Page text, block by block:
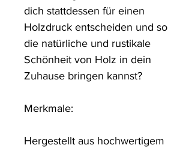
dich stattdessen für einen
Holzdruck entscheiden und so
die natürliche und rustikale
Schönheit von Holz in dein
Zuhause bringen kannst?
Merkmale:
Hergestellt aus hochwertigem